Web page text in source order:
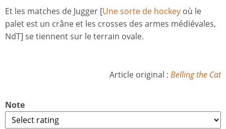
Et les matches de Jugger [Une sorte de hockey où le
palet est un crâne et les crosses des armes médiévales,
NdT] se tiennent sur le terrain ovale.
Article original : Belling the Cat
Note